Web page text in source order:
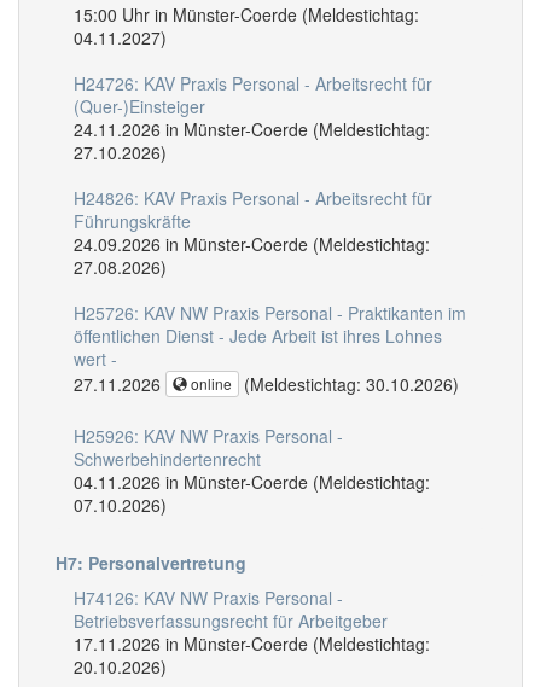
15:00 Uhr in Münster-Coerde (Meldestichtag:
04.11.2027)
H24726: KAV Praxis Personal - Arbeitsrecht für
(Quer-)Einsteiger
24.11.2026 in Münster-Coerde (Meldestichtag:
27.10.2026)
H24826: KAV Praxis Personal - Arbeitsrecht für
Führungskräfte
24.09.2026 in Münster-Coerde (Meldestichtag:
27.08.2026)
H25726: KAV NW Praxis Personal - Praktikanten im
öffentlichen Dienst - Jede Arbeit ist ihres Lohnes
wert -
27.11.2026
online (Meldestichtag: 30.10.2026)
H25926: KAV NW Praxis Personal -
Schwerbehindertenrecht
04.11.2026 in Münster-Coerde (Meldestichtag:
07.10.2026)
H7: Personalvertretung
H74126: KAV NW Praxis Personal -
Betriebsverfassungsrecht für Arbeitgeber
17.11.2026 in Münster-Coerde (Meldestichtag:
20.10.2026)